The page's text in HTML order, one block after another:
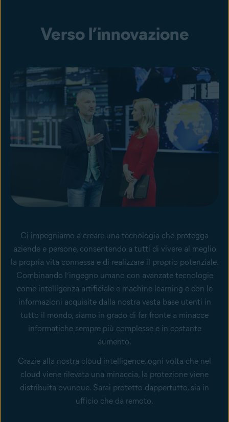
Verso l’innovazione
Ci impegniamo a creare una tecnologia che protegga
aziende e persone, consentendo a tutti di vivere al meglio
la propria vita connessa e di realizzare il proprio potenziale.
Combinando l’ingegno umano con avanzate tecnologie
come intelligenza artificiale e machine learning e con le
informazioni acquisite dalla nostra vasta base utenti in
tutto il mondo, siamo in grado di far fronte a minacce
informatiche sempre più complesse e in costante
aumento.
Grazie alla nostra cloud intelligence, ogni volta che nel
cloud viene rilevata una minaccia, la protezione viene
distribuita ovunque. Sarai protetto dappertutto, sia in
ufficio che da remoto.